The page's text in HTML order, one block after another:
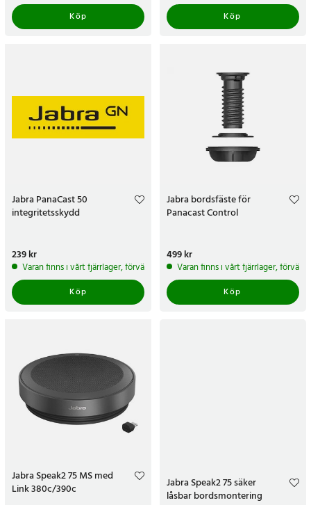
Köp
Köp
Jabra PanaCast 50
integritetsskydd
Pris:239 kr
239 kr
Varan finns i vårt fjärrlager, förväntas skickas inom 5-7 arbetsdagar
Köp
Jabra bordsfäste för
Panacast Control
Pris:499 kr
499 kr
Varan finns i vårt fjärrlager,
Köp
Jabra Speak2 75 MS med
Link 380c/390c
Jabra Speak2 75 säker
låsbar bordsmontering